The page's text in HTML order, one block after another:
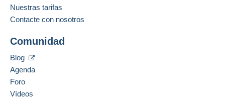
sobre las entregas, debe ser
miembro y conectarse.
Inglés (Reino Unido)
Contactar con el vendedor
Nuestras tarifas
Contacte con nosotros
Comunidad
Blog
Agenda
Foro
Vídeos